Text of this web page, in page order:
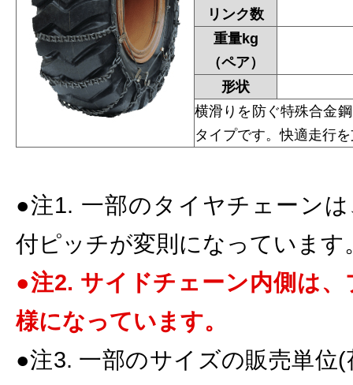
リンク数
重量kg
（ペア）
形状
横滑りを防ぐ特殊合金
タイプです。快適走行
●注1. 一部のタイヤチェーン
付ピッチが変則になっています
●注2. サイドチェーン内側は
様になっています。
●注3. 一部のサイズの販売単位